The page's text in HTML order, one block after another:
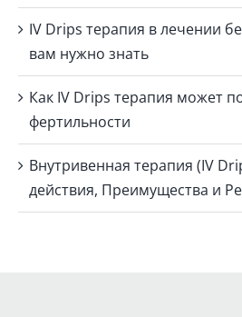
IV Drips терапия в лечении
вам нужно знать
Как IV Drips терапия может
фертильности
Внутривенная терапия (IV
действия, Преимущества и